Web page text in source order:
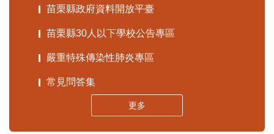
苗栗縣政府資料開放平臺
苗栗縣30人以下學校公告專區
嚴重特殊傳染性肺炎專區
常見問答集
更多